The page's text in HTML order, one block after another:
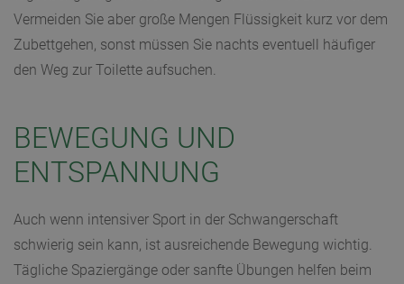
Vermeiden Sie aber große Mengen Flüssigkeit kurz vor dem
Zubettgehen, sonst müssen Sie nachts eventuell häufiger
den Weg zur Toilette aufsuchen.
BEWEGUNG UND
ENTSPANNUNG
Auch wenn intensiver Sport in der Schwangerschaft
schwierig sein kann, ist ausreichende Bewegung wichtig.
Tägliche Spaziergänge oder sanfte Übungen helfen beim